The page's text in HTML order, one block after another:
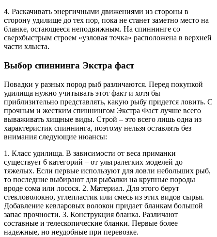
4. Раскачивать энергичными движениями из стороны в
сторону удилище до тех пор, пока не станет заметно место на
бланке, остающееся неподвижным. На спиннинге со
сверхбыстрым строем «узловая точка» расположена в верхней
части хлыста.
Выбор спиннинга Экстра фаст
Повадки у разных пород рыб различаются. Перед покупкой
удилища нужно учитывать этот факт и хотя бы
приблизительно представлять, какую рыбу придется ловить. С
прочным и жестким спиннингом Экстра Фаст лучше всего
вываживать хищные виды. Строй – это всего лишь одна из
характеристик спиннинга, поэтому нельзя оставлять без
внимания следующие нюансы:
1. Класс удилища. В зависимости от веса приманки
существует 6 категорий – от ультралегких моделей до
тяжелых. Если первые используют для ловли небольших рыб,
то последние выбирают для рыбалки на крупные породы
вроде сома или лосося. 2. Материал. Для этого берут
стекловолокно, углепластик или смесь из этих видов сырья.
Добавление кевларовых волокон придает бланкам большой
запас прочности. 3. Конструкция бланка. Различают
составные и телескопические бланки. Первые более
надежные, но неудобные при перевозке.